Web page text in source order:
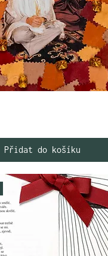
Přidat do košíku